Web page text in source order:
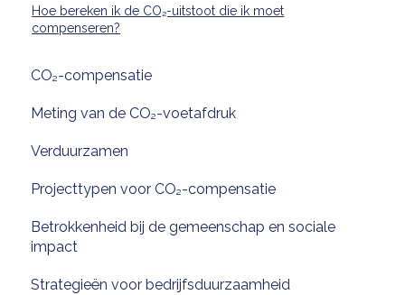
Hoe bereken ik de CO₂-uitstoot die ik moet
compenseren?
CO₂-compensatie
Meting van de CO₂-voetafdruk
Verduurzamen
Projecttypen voor CO₂-compensatie
Betrokkenheid bij de gemeenschap en sociale
impact
Strategieën voor bedrijfsduurzaamheid